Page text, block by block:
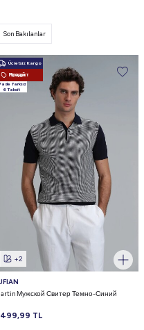
Son Bakılanlar
Ücretsiz Kargo
Новый Продукт
farksız
6 Taksit
+2
Мужской Свитер Темно-Синий
TL